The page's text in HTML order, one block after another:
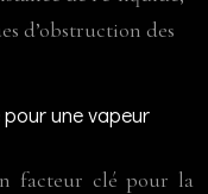
d’obstruction des
une vapeur
facteur clé pour la